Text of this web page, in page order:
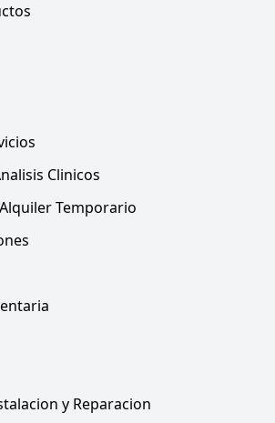
Clinicos
Temporario
y Reparacion